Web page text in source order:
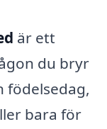
är ett
du bryr
födelsedag,
bara för